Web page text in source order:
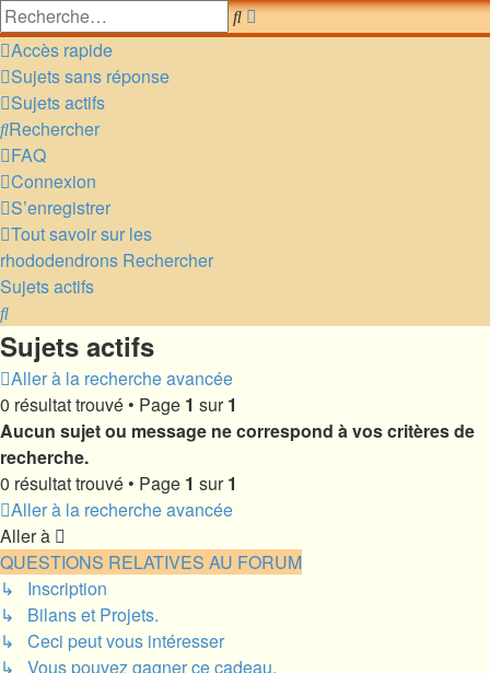
Rechercher
Recherche
avancée
Accès rapide
Sujets sans réponse
Sujets actifs
Rechercher
FAQ
Connexion
S’enregistrer
Tout savoir sur les
rhododendrons Rechercher
Sujets actifs
Rechercher
Sujets actifs
Aller à la recherche avancée
0 résultat trouvé • Page 1 sur1
Aucun sujet ou message ne correspond à vos critères de
recherche.
0 résultat trouvé • Page 1 sur1
Aller à la recherche avancée
Aller à
QUESTIONS RELATIVES AU FORUM
↳ Inscription
↳ Bilans et Projets.
↳ Ceci peut vous intéresser
↳ Vous pouvez gagner ce cadeau.